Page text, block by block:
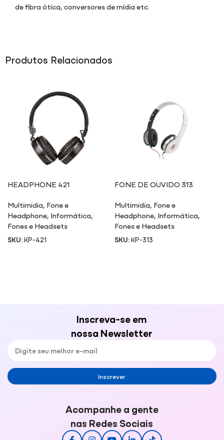
de fibra ótica, conversores de mídia etc.
Produtos Relacionados
HEADPHONE 421
Multimidia, Fone e
Headphone, Informática,
Fones e Headsets
SKU:KP-421
FONE DE OUVIDO 313
Multimidia, Fone e
Headphone, Informática,
Fones e Headsets
SKU:KP-313
Inscreva-se em
nossa Newsletter
Inscrever
Acompanhe a gente
nas Redes Sociais